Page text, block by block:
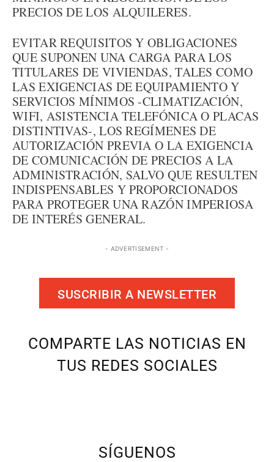
PRECIOS DE LOS ALQUILERES.
EVITAR REQUISITOS Y OBLIGACIONES
QUE SUPONEN UNA CARGA PARA LOS
TITULARES DE VIVIENDAS, TALES COMO
LAS EXIGENCIAS DE EQUIPAMIENTO Y
SERVICIOS MÍNIMOS -CLIMATIZACIÓN,
WIFI, ASISTENCIA TELEFÓNICA O PLACAS
DISTINTIVAS-, LOS REGÍMENES DE
AUTORIZACIÓN PREVIA O LA EXIGENCIA
DE COMUNICACIÓN DE PRECIOS A LA
ADMINISTRACIÓN, SALVO QUE RESULTEN
INDISPENSABLES Y PROPORCIONADOS
PARA PROTEGER UNA RAZÓN IMPERIOSA
DE INTERÉS GENERAL.
- ADVERTISEMENT -
SUSCRIBIR A NEWSLETTER
COMPARTE LAS NOTICIAS EN
TUS REDES SOCIALES
SÍGUENOS